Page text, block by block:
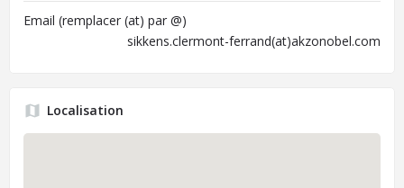
Email (remplacer (at) par @)
sikkens.clermont-ferrand(at)akzonobel.com
Localisation